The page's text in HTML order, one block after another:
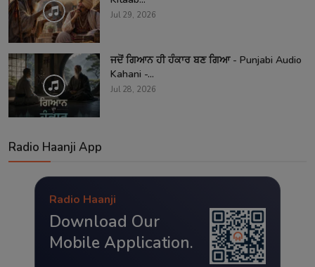
Jul 29, 2026
ਜਦੋਂ ਗਿਆਨ ਹੀ ਹੰਕਾਰ ਬਣ ਗਿਆ - Punjabi Audio
Kahani -...
Jul 28, 2026
Radio Haanji App
Radio Haanji
Download Our
Mobile Application.